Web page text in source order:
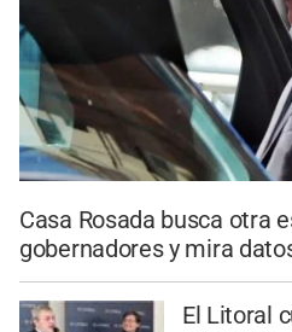
Casa Rosada busca otra
gobernadores y mira
El Litoral